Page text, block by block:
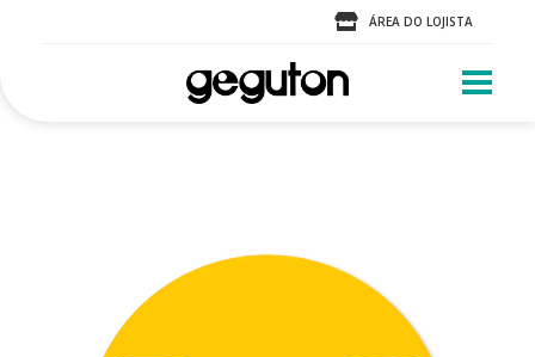
ÁREA DO LOJISTA